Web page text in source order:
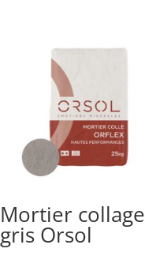
Mortier collage
gris Orsol